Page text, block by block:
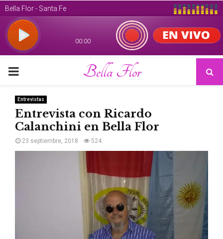
PRIMARY
MENU
Bella Flor
Entrevistas
Entrevista con Ricardo
Calanchini en Bella Flor
23 septiembre, 2018 524